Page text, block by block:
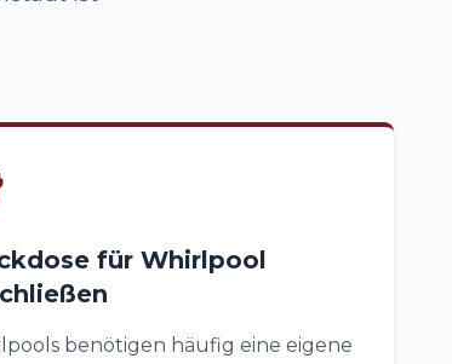
für Whirlpool
benötigen häufig eine eigene